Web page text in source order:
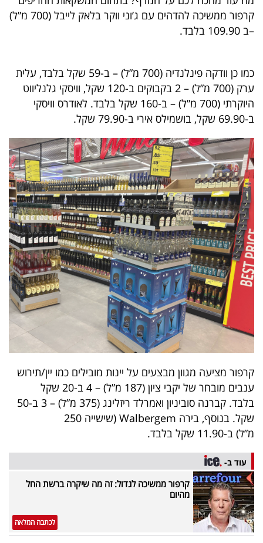
המילון
פודקאסט
40
UNDER
40
שיתופי
פעולה
דרושים
ניוזלטרים
מייל
פרסמו
באייס
עקבו
אחרינו:
קרפור ממשיכה להדהים עם ג’וני ווקר בלאק לייבל (700 מ”ל)
–ב 109.90 בלבד.
כמו כן וודקה פינלנדיה (700 מ”ל) – ב-59 שקל בלבד, עלית
ערק (700 מ”ל) – 2 בקבוקים ב-120 שקל, וויסקי גלנליווט
היוקרתי (700 מ”ל) – ב-160 שקל בלבד. לאודרס וויסקי
ב-69.90 שקל, בושמילס אירי ב-79.90 שקל.
קרפור מציעה מגוון מבצעים על יינות מובילים כמו יין/תירוש
ענבים מובחר של יקבי ציון (187 מ”ל) – 4 ב-20 שקל
בלבד. קברנה סוביניון ואמרלד ריזלינג (375 מ”ל) – 3 ב-50
שקל. בנוסף, בירה Walbergem (שישייה 250
מ”ל) ב-11.90 שקל בלבד.
עוד ב-
קרפור ממשיכה לגדול: זה מה שיקרה ברשת החל
מהיום
לכתבה המלאה